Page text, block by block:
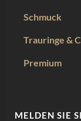
Schmuck
Trauringe &
Premium
MELDEN SIE